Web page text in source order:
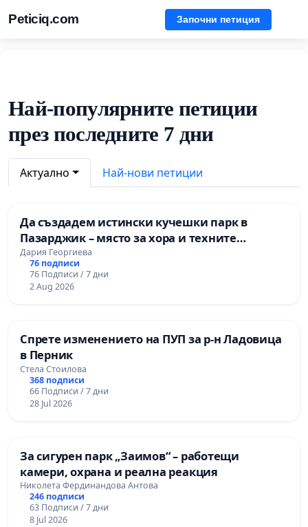
Peticiq.com Започни петиция
Най-популярните петиции
през последните 7 дни
Актуално Най-нови петиции
Да създадем истински кучешки парк в
Пазарджик – място за хора и техните
любимци
Дария Георгиева
76 подписи
76 Подписи / 7 дни
2 Aug 2026
Спрете изменението на ПУП за р-н Ладовица
в Перник
Стела Стоилова
368 подписи
66 Подписи / 7 дни
28 Jul 2026
За сигурен парк „Заимов“ – работещи
камери, охрана и реална реакция
Николета Фердинандова Антова
246 подписи
63 Подписи / 7 дни
8 Jul 2026